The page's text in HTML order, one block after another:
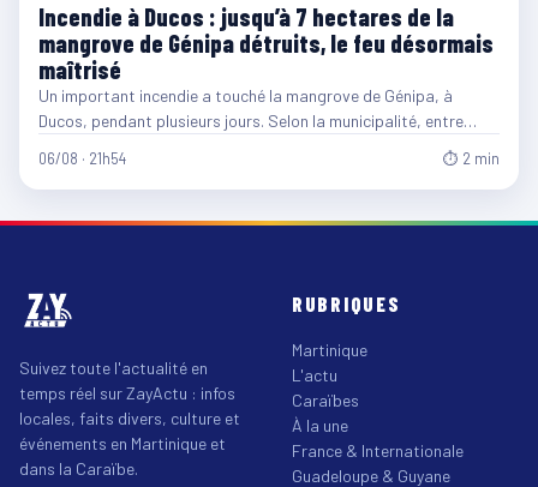
Incendie à Ducos : jusqu’à 7 hectares de la
mangrove de Génipa détruits, le feu désormais
maîtrisé
Un important incendie a touché la mangrove de Génipa, à
Ducos, pendant plusieurs jours. Selon la municipalité, entre…
06/08 · 21h54 ⏱ 2 min
Suivez toute l'actualité en
temps réel sur ZayActu : infos
locales, faits divers, culture et
événements en Martinique et
dans la Caraïbe.
RUBRIQUES
Martinique
L'actu
Caraïbes
À la une
France & Internationale
Guadeloupe & Guyane